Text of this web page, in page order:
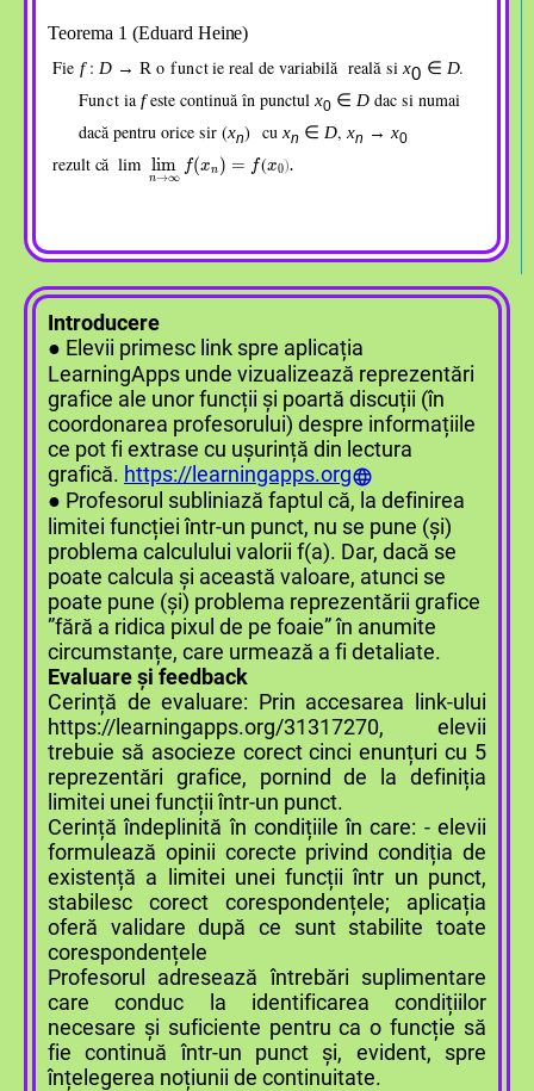
Teorema 1 (Eduard Heine)
Fie f: D → R o func , ie real de variabilă reală s, i x0 ∈ D.
Func , ia feste continuăîn punctul x0 ∈ D dac s, i numai
dacă pentru orice s,ir(xn)cuxn ∈D,xn →x0
rezult călim limn →∞f⁡ xn )=f⁡(x
limn →∞f⁡ xn )=f⁡(x
n→∞
lim f(xn ) = f(x0).
Introducere
● Elevii primesc link spre aplicația
LearningApps unde vizualizează reprezentări
grafice ale unor funcții și poartă discuții (în
coordonarea profesorului) despre informațiile
ce pot fi extrase cu ușurință din lectura
grafică. https://learningapps.org
● Profesorul subliniază faptul că, la definirea
limitei funcției într-un punct, nu se pune (și)
problema calculului valorii f(a). Dar, dacă se
poate calcula și această valoare, atunci se
poate pune (și) problema reprezentării grafice
”fără a ridica pixul de pe foaie” în anumite
circumstanțe, care urmează a fi detaliate.
Evaluare și feedback
Cerință de evaluare: Prin accesarea link-ului
https://learningapps.org/31317270, elevii
trebuie să asocieze corect cinci enunțuri cu 5
reprezentări grafice, pornind de la definiția
limitei unei funcții într-un punct.
Cerință îndeplinită în condițiile în care: - elevii
formulează opinii corecte privind condiția de
existență a limitei unei funcții într un punct,
stabilesc corect corespondențele; aplicația
oferă validare după ce sunt stabilite toate
corespondențele
Profesorul adresează întrebări suplimentare
care conduc la identificarea condițiilor
necesare și suficiente pentru ca o funcție să
fie continuă într-un punct și, evident, spre
înțelegerea noțiunii de continuitate.